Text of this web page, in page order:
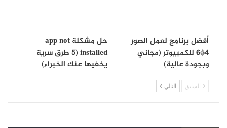
أفضل برنامج لعمل الصور
4*6 للكمبيوتر (مجاني
وبجودة عالية)
حل مشكلة app not
installed (5 طرق سرية
يخفيها عنك الخبراء)
السابق التالي